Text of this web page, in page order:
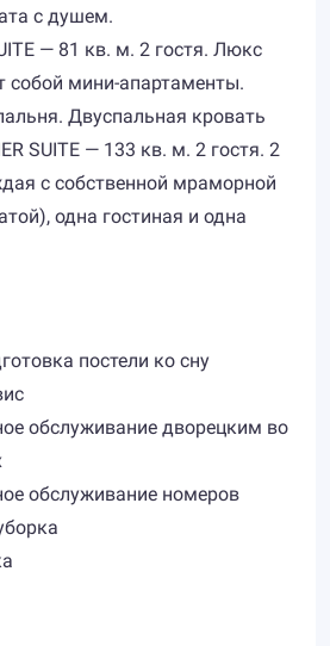
с душем.
— 81 кв. м. 2 гостя. Люкс
собой мини-апартаменты.
Двуспальная кровать
SUITE — 133 кв. м. 2 гостя. 2
с собственной мраморной
одна гостиная и одна
постели ко сну
обслуживание дворецким во
обслуживание номеров